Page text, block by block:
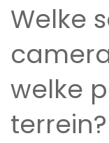
Welke
welke
terrein?